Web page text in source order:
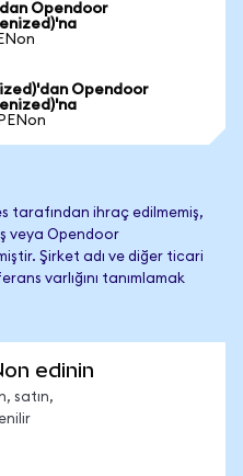
Opendoor
Opendoor
tarafından ihraç edilmemiş,
veya Opendoor
Şirket adı ve diğer ticari
varlığını tanımlamak
edinin
satın,